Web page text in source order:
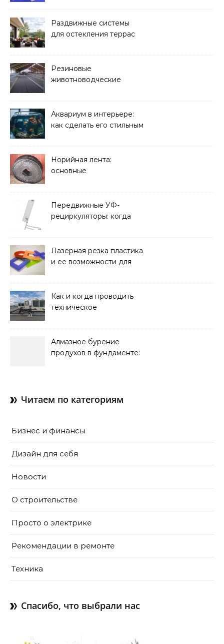
Раздвижные системы
для остекления террас
Резиновые
животноводческие
решать
Аквариум в интерьере:
как сделать его стильным
Норийная лента:
основные
и советы по выбору
Передвижные УФ-
рециркуляторы: когда
Лазерная резка пластика
и ее возможности для
Как и когда проводить
техническое
Алмазное бурение
продухов в фундаменте:
Читаем по категориям
Бизнес и финансы
Дизайн для себя
Новости
О строительстве
Просто о электрике
Рекомендации в ремонте
Техника
Спасибо, что выбрали нас